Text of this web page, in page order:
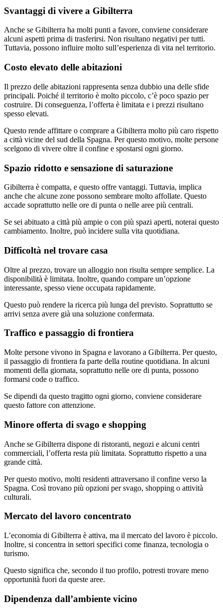
Svantaggi di vivere a Gibilterra
Anche se Gibilterra ha molti punti a favore, conviene considerare
alcuni aspetti prima di trasferirsi. Non risultano negativi per tutti.
Tuttavia, possono influire molto sull’esperienza di vita nel territorio.
Costo elevato delle abitazioni
Il prezzo delle abitazioni rappresenta senza dubbio una delle sfide
principali. Poiché il territorio è molto piccolo, c’è poco spazio per
costruire. Di conseguenza, l’offerta è limitata e i prezzi risultano
spesso elevati.
Questo rende affittare o comprare a Gibilterra molto più caro rispetto
a città vicine del sud della Spagna. Per questo motivo, molte persone
scelgono di vivere oltre il confine e spostarsi ogni giorno.
Spazio ridotto e sensazione di saturazione
Gibilterra è compatta, e questo offre vantaggi. Tuttavia, implica
anche che alcune zone possono sembrare molto affollate. Questo
accade soprattutto nelle ore di punta o nelle aree più centrali.
Se sei abituato a città più ampie o con più spazi aperti, noterai questo
cambiamento. Inoltre, può incidere sulla vita quotidiana.
Difficoltà nel trovare casa
Oltre al prezzo, trovare un alloggio non risulta sempre semplice. La
disponibilità è limitata. Inoltre, quando compare un’opzione
interessante, spesso viene occupata rapidamente.
Questo può rendere la ricerca più lunga del previsto. Soprattutto se
arrivi senza avere già una soluzione confermata.
Traffico e passaggio di frontiera
Molte persone vivono in Spagna e lavorano a Gibilterra. Per questo,
il passaggio di frontiera fa parte della routine quotidiana. In alcuni
momenti della giornata, soprattutto nelle ore di punta, possono
formarsi code o traffico.
Se dipendi da questo tragitto ogni giorno, conviene considerare
questo fattore con attenzione.
Minore offerta di svago e shopping
Anche se Gibilterra dispone di ristoranti, negozi e alcuni centri
commerciali, l’offerta resta più limitata. Soprattutto rispetto a una
grande città.
Per questo motivo, molti residenti attraversano il confine verso la
Spagna. Così trovano più opzioni per svago, shopping o attività
culturali.
Mercato del lavoro concentrato
L’economia di Gibilterra è attiva, ma il mercato del lavoro è piccolo.
Inoltre, si concentra in settori specifici come finanza, tecnologia o
turismo.
Questo significa che, secondo il tuo profilo, potresti trovare meno
opportunità fuori da queste aree.
Dipendenza dall’ambiente vicino